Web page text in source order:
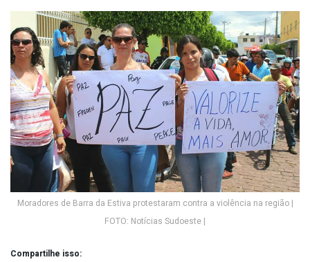
Moradores de Barra da Estiva protestaram contra a violência na região |
FOTO: Notícias Sudoeste |
Compartilhe isso: